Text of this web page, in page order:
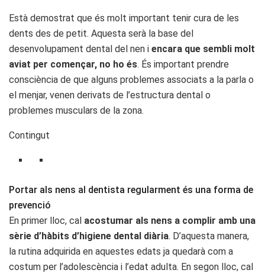
Està demostrat que és molt important tenir cura de les
dents des de petit. Aquesta serà la base del
desenvolupament dental del nen i encara que sembli molt
aviat per començar, no ho és. És important prendre
consciència de que alguns problemes associats a la parla o
el menjar, venen derivats de l’estructura dental o
problemes musculars de la zona.
Contingut
Portar als nens al dentista regularment és una forma de
prevenció
En primer lloc, cal acostumar als nens a complir amb una
sèrie d’hàbits d’higiene dental diària. D’aquesta manera,
la rutina adquirida en aquestes edats ja quedarà com a
costum per l’adolescència i l’edat adulta. En segon lloc, cal